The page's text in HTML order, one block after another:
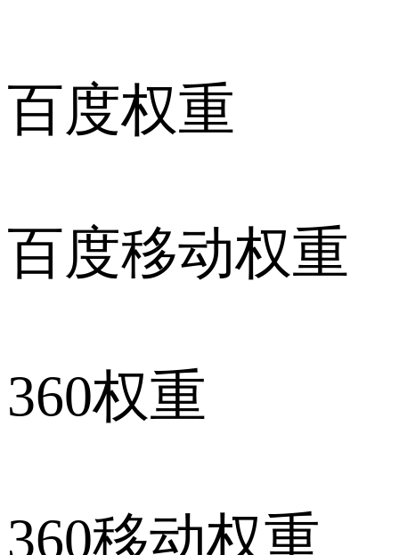
百度权重
百度移动权重
360权重
360移动权重